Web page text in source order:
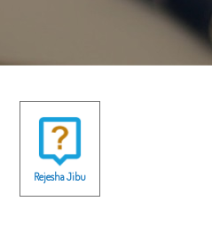
Rejesha Jibu